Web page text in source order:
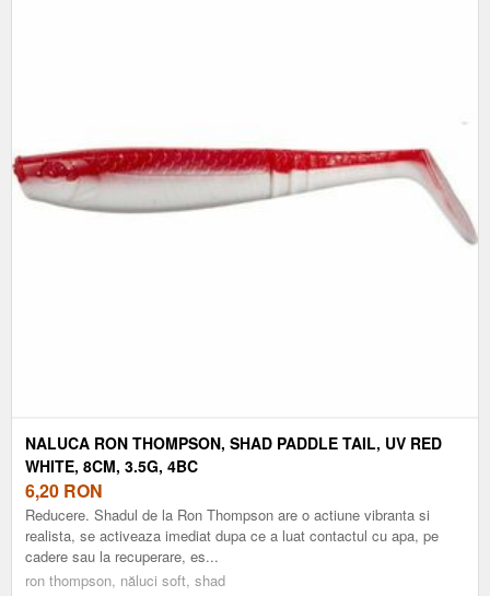
NALUCA RON THOMPSON, SHAD PADDLE TAIL, UV RED
WHITE, 8CM, 3.5G, 4BC
6,20 RON
Reducere. Shadul de la Ron Thompson are o actiune vibranta si
realista, se activeaza imediat dupa ce a luat contactul cu apa, pe
cadere sau la recuperare, es...
ron thompson, năluci soft, shad